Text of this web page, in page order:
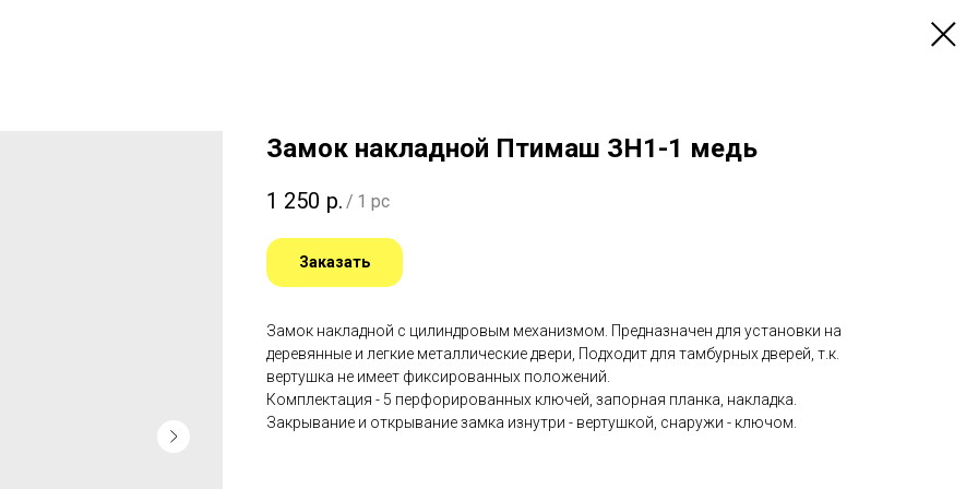
Замок накладной Птимаш ЗН1-1 медь
1 250 р. / 1 pc
Заказать
Замок накладной с цилиндровым механизмом. Предназначен для установки на
деревянные и легкие металлические двери, Подходит для тамбурных дверей, т.к.
вертушка не имеет фиксированных положений.
Комплектация - 5 перфорированных ключей, запорная планка, накладка.
Закрывание и открывание замка изнутри - вертушкой, снаружи - ключом.